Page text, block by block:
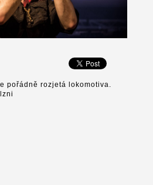
pořádně rozjetá lokomotiva.